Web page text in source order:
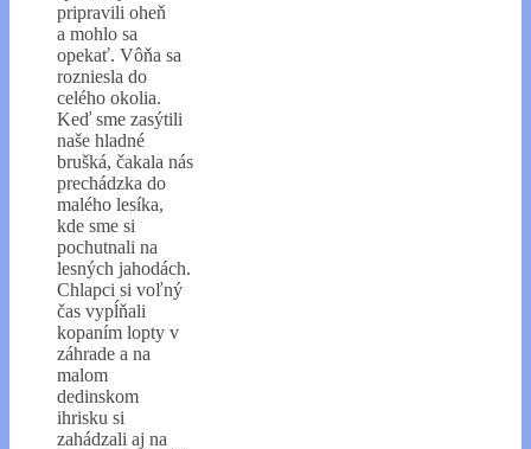
pripravili oheň
a mohlo sa
opekať. Vôňa sa
rozniesla do
celého okolia.
Keď sme zasýtili
naše hladné
brušká, čakala nás
prechádzka do
malého lesíka,
kde sme si
pochutnali na
lesných jahodách.
Chlapci si voľný
čas vypĺňali
kopaním lopty v
záhrade a na
malom
dedinskom
ihrisku si
zahádzali aj na